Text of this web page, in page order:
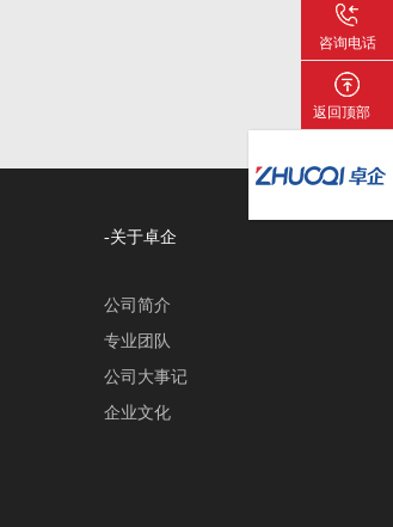
咨询电话
返回顶部
-关于卓企
公司简介
专业团队
公司大事记
企业文化